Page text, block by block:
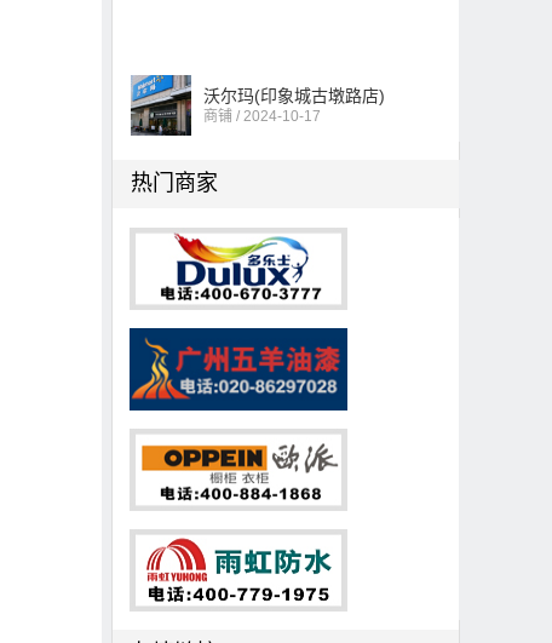
沃尔玛(印象城古墩路店)
商铺 / 2024-10-17
热门商家